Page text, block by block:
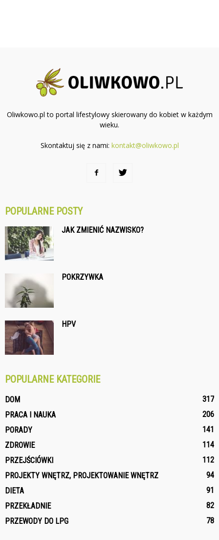
Oliwkowo.pl to portal lifestylowy skierowany do kobiet w każdym
wieku.
Skontaktuj się z nami: kontakt@oliwkowo.pl
POPULARNE POSTY
JAK ZMIENIĆ NAZWISKO?
POKRZYWKA
HPV
POPULARNE KATEGORIE
DOM
317
PRACA I NAUKA
206
PORADY
141
ZDROWIE
114
PRZEJŚCIÓWKI
112
PROJEKTY WNĘTRZ, PROJEKTOWANIE WNĘTRZ
94
DIETA
91
PRZEKŁADNIE
82
PRZEWODY DO LPG
78